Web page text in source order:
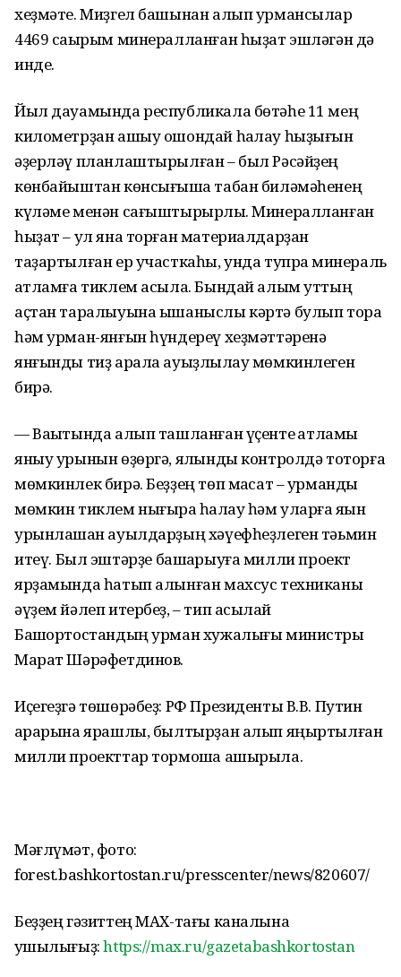
хеҙмәте. Миҙгел башынан алып урмансылар
4469 саҡырым минералланған һыҙат эшләгән дә
инде.
Йыл дауамында республикала бөтәһе 11 мең
километрҙан ашыу ошондай һаҡлау һыҙығын
әҙерләү планлаштырылған – был Рәсәйҙең
көнбайыштан көнсығышҡа табан биләмәһенең
күләме менән сағыштырырлыҡ. Минералланған
һыҙат – ул яна торған материалдарҙан
таҙартылған ер участкаһы, унда тупраҡ минераль
ҡатламға тиклем асыла. Бындай алым уттың
аҫтан таралыуына ышаныслы кәртә булып тора
һәм урман-янғын һүндереү хеҙмәттәренә
янғынды тиҙ арала ауыҙлыҡлау мөмкинлеген
бирә.
—Ваҡытында алып ташланған үҫенте ҡатламы
яныу урынын өҙөргә, ялҡынды контролдә тоторға
мөмкинлек бирә.Беҙҙең төп маҡсат – урманды
мөмкин тиклем нығыраҡ һаҡлау һәм уларға яҡын
урынлашҡан ауылдарҙың хәүефһеҙлеген тәьмин
итеү. Был эштәрҙе башҡарыуға милли проект
ярҙамында һатып алынған махсус техниканы
әүҙем йәлеп итербеҙ, – тип асыҡлай
Башҡортостандың урман хужалығы министры
Марат Шәрәфетдинов.
Иҫегеҙгә төшөрәбеҙ: РФ Президенты В.В. Путин
ҡарарына ярашлы, былтырҙан алып яңыртылған
милли проекттар тормошҡа ашырыла.
Мәғлүмәт, фото:
forest.bashkortostan.ru/presscenter/news/820607/
Беҙҙең гәзиттең МАХ-тағы каналына
ҡушылығыҙ:https://max.ru/gazetabashkortostan